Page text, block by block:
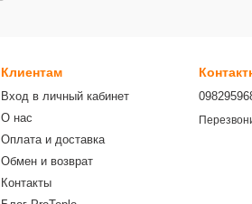
Клиентам
Вход в личный кабинет
О нас
Оплата и доставка
Обмен и возврат
Контакты